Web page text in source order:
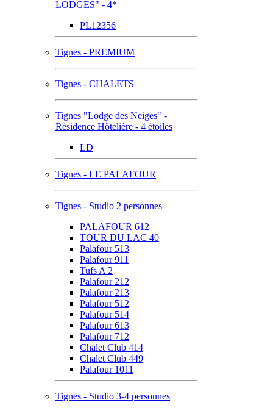
LODGES" - 4*
PL12356
Tignes - PREMIUM
Tignes - CHALETS
Tignes "Lodge des Neiges" -
Résidence Hôtelière - 4 étoiles
LD
Tignes - LE PALAFOUR
Tignes - Studio 2 personnes
PALAFOUR 612
TOUR DU LAC 40
Palafour 513
Palafour 911
Tufs A 2
Palafour 212
Palafour 213
Palafour 512
Palafour 514
Palafour 613
Palafour 712
Chalet Club 414
Chalet Club 449
Palafour 1011
Tignes - Studio 3-4 personnes